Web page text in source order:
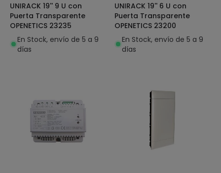
UNIRACK 19'' 9 U con
Puerta Transparente
OPENETICS 23235
En Stock, envío de 5 a 9
días
UNIRACK 19'' 6 U con
Puerta Transparente
OPENETICS 23200
En Stock, envío de 5 a 9
días